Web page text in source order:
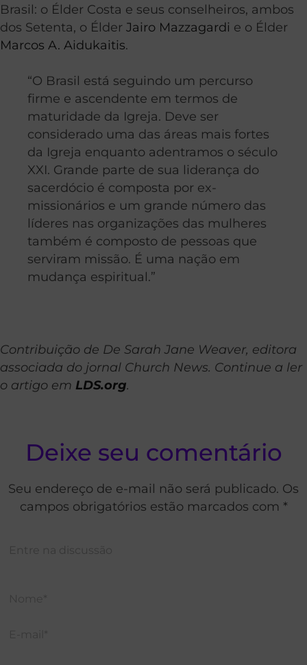
Brasil: o Élder Costa e seus conselheiros, ambos
dos Setenta, o Élder Jairo Mazzagardi e o Élder
Marcos A. Aidukaitis.
“O Brasil está seguindo um percurso
firme e ascendente em termos de
maturidade da Igreja. Deve ser
considerado uma das áreas mais fortes
da Igreja enquanto adentramos o século
XXI. Grande parte de sua liderança do
sacerdócio é composta por ex-
missionários e um grande número das
líderes nas organizações das mulheres
também é composto de pessoas que
serviram missão. É uma nação em
mudança espiritual.”
Contribuição de De Sarah Jane Weaver, editora
associada do jornal Church News. Continue a ler
o artigo em LDS.org.
Deixe seu comentário
Seu endereço de e-mail não será publicado. Os
campos obrigatórios estão marcados com *